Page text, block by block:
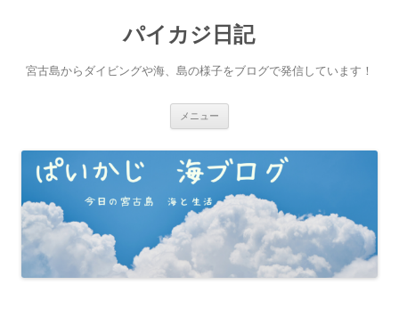
パイカジ日記
宮古島からダイビングや海、島の様子をブログで発信しています！
メニュー
ツ
へ
ス
キ
ッ
プ